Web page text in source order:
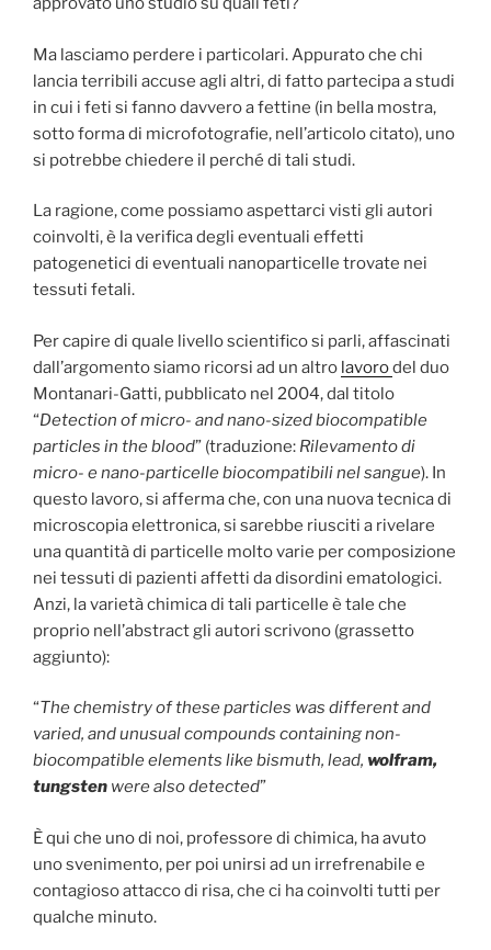
Ma lasciamo perdere i particolari. Appurato che chi
lancia terribili accuse agli altri, di fatto partecipa a studi
in cui i feti si fanno davvero a fettine (in bella mostra,
sotto forma di microfotografie, nell’articolo citato), uno
si potrebbe chiedere il perché di tali studi.
La ragione, come possiamo aspettarci visti gli autori
coinvolti, è la verifica degli eventuali effetti
patogenetici di eventuali nanoparticelle trovate nei
tessuti fetali.
Per capire di quale livello scientifico si parli, affascinati
dall’argomento siamo ricorsi ad un altro lavorodel duo
Montanari-Gatti, pubblicato nel 2004, dal titolo
“Detection of micro- and nano-sized biocompatible
particles in the blood” (traduzione: Rilevamento di
micro- e nano-particelle biocompatibili nel sangue). In
questo lavoro, si afferma che, con una nuova tecnica di
microscopia elettronica, si sarebbe riusciti a rivelare
una quantità di particelle molto varie per composizione
nei tessuti di pazienti affetti da disordini ematologici.
Anzi, la varietà chimica di tali particelle è tale che
proprio nell’abstract gli autori scrivono (grassetto
aggiunto):
“The chemistry of these particles was different and
varied, and unusual compounds containing non-
biocompatible elements like bismuth, lead, wolfram,
tungsten were also detected”
È qui che uno di noi, professore di chimica, ha avuto
uno svenimento, per poi unirsi ad un irrefrenabile e
contagioso attacco di risa, che ci ha coinvolti tutti per
qualche minuto.